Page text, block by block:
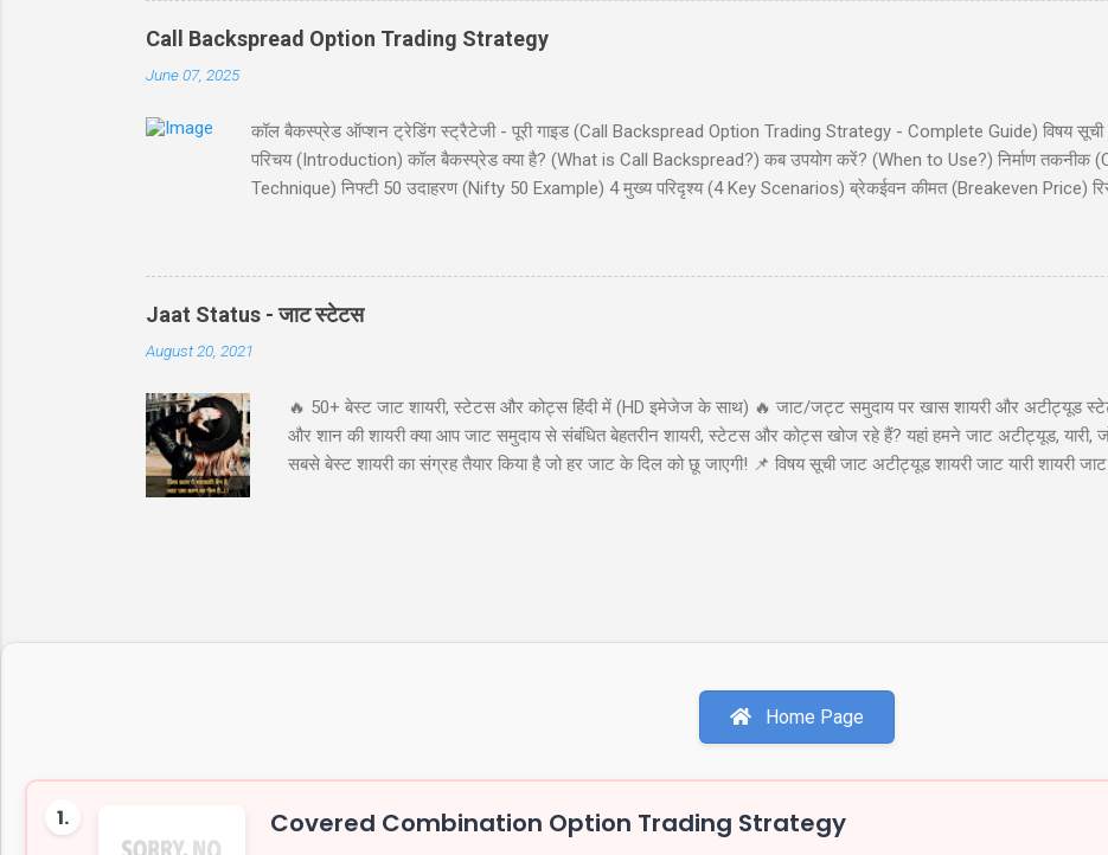
Call Backspread Option Trading Strategy
June 07, 2025
कॉल बैकस्प्रेड ऑप्शन ट्रेडिंग स्ट्रैटेजी - पूरी गाइड (Call Backspread Option Trading Strategy - Complete Guide) विषय
परिचय (Introduction) कॉल बैकस्प्रेड क्या है? (What is Call Backspread?) कब उपयोग करें? (When to Use?) निर्माण तकनीक
Technique) निफ्टी 50 उदाहरण (Nifty 50 Example) 4 मुख्य परिदृश्य (4 Key Scenarios) ब्रेकईवन कीमत (Breakeven Price)
परिचय (Introduction) कॉल बैकस्प्रेड (Call Backspread) एक उन्नत ऑप्शन ट्रेडिंग स्ट्रैटेजी है जो तेजी (bullish) के दृष्टिकोण वाले
विशेष रूप से जब आपको बाजार में बड़ी उछाल (big move) की संभावना दिखाई देती है। यह स्ट्रैटेजी कम लागत पर असीमित लाभ
संभावना प्रद...
Jaat Status - जाट स्टेटस
August 20, 2021
🔥 50+ बेस्ट जाट शायरी, स्टेटस और कोट्स हिंदी में (HD इमेजेज के साथ) 🔥 जाट/जट्ट समुदाय पर खास शायरी और अटीट्यूड
और शान की शायरी क्या आप जाट समुदाय से संबंधित बेहतरीन शायरी, स्टेटस और कोट्स खोज रहे हैं? यहां हमने जाट अटीट्यूड, यारी,
सबसे बेस्ट शायरी का संग्रह तैयार किया है जो हर जाट के दिल को छू जाएगी! 📌 विषय सूची जाट अटीट्यूड शायरी जाट यारी शायरी
के लिये तुफान है जाट, तभी तो दुनिया कहती है बाप रे खतरनाक है जाट..!!" इस शायरी को शेयर करें: WhatsApp Facebook
Home Page
1. Covered Combination Option Trading Strategy